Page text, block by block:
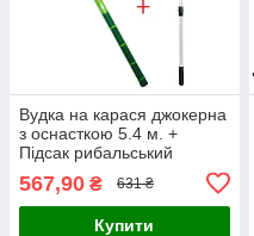
Вудка на карася джокерна
з оснасткою 5.4 м. +
Підсак рибальський
567,90 ₴ 631 ₴
Купити